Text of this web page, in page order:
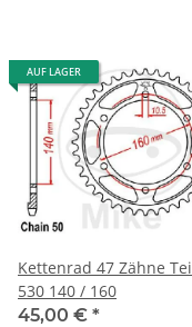
AUF LAGER
Kettenrad 47 Zähne Teilung
530 140 / 160
45,00 € *